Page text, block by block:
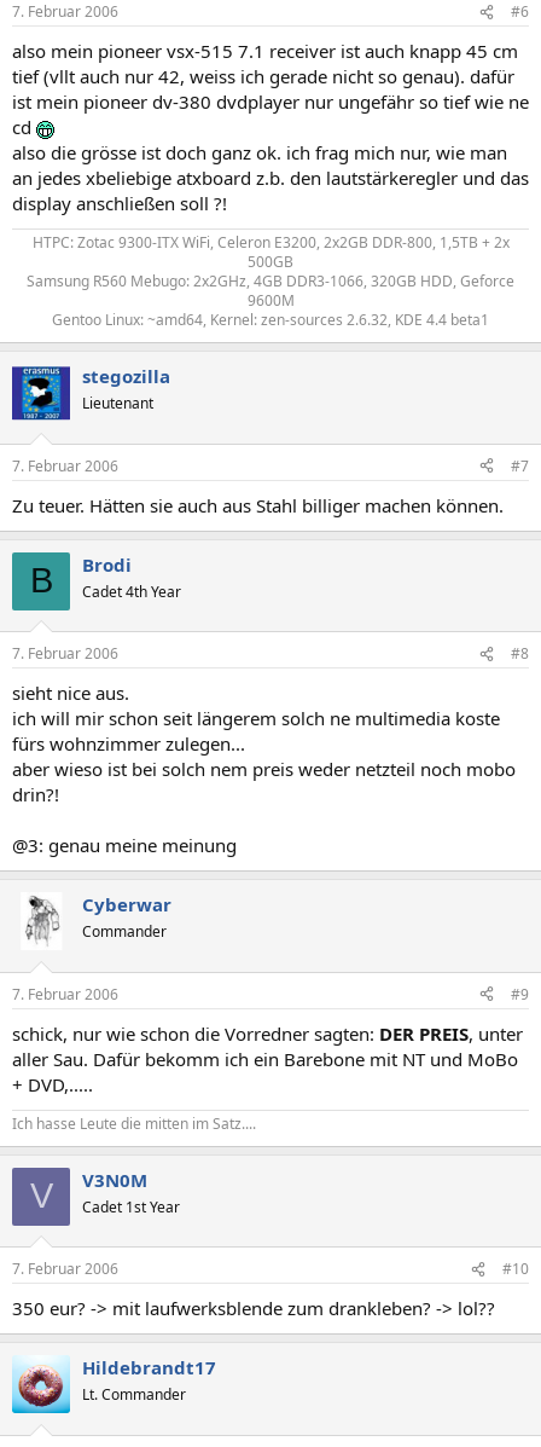
7. Februar 2006 #6
also mein pioneer vsx-515 7.1 receiver ist auch knapp 45 cm
tief (vllt auch nur 42, weiss ich gerade nicht so genau). dafür
ist mein pioneer dv-380 dvdplayer nur ungefähr so tief wie ne
cd
also die grösse ist doch ganz ok. ich frag mich nur, wie man
an jedes xbeliebige atxboard z.b. den lautstärkeregler und das
display anschließen soll ?!
HTPC: Zotac 9300-ITX WiFi, Celeron E3200, 2x2GB DDR-800, 1,5TB + 2x
500GB
Samsung R560 Mebugo: 2x2GHz, 4GB DDR3-1066, 320GB HDD, Geforce
9600M
Gentoo Linux: ~amd64, Kernel: zen-sources 2.6.32, KDE 4.4 beta1​
stegozilla
Lieutenant
7. Februar 2006 #7
Zu teuer. Hätten sie auch aus Stahl billiger machen können.
B Brodi
Cadet 4th Year
7. Februar 2006 #8
sieht nice aus.
ich will mir schon seit längerem solch ne multimedia koste
fürs wohnzimmer zulegen...
aber wieso ist bei solch nem preis weder netzteil noch mobo
drin?!
@3: genau meine meinung
Cyberwar
Commander
7. Februar 2006 #9
schick, nur wie schon die Vorredner sagten: DER PREIS, unter
aller Sau. Dafür bekomm ich ein Barebone mit NT und MoBo
+ DVD,.....
Ich hasse Leute die mitten im Satz....
V V3N0M
Cadet 1st Year
7. Februar 2006 #10
350 eur? -> mit laufwerksblende zum drankleben? -> lol??
Hildebrandt17
Lt. Commander